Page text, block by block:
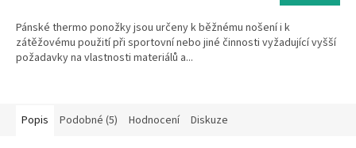
Pánské thermo ponožky jsou určeny k běžnému nošení i k
zátěžovému použití při sportovní nebo jiné činnosti vyžadující vyšší
požadavky na vlastnosti materiálů a...
Popis Podobné (5) Hodnocení Diskuze